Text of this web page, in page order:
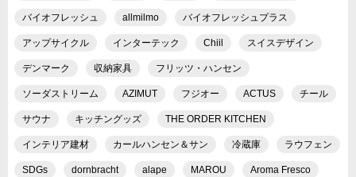
バイオフレッシュ allmilmo バイオフレッシュプラス
アップサイクル インターテック Chiil スイスデザイン
デンマーク 収納家具 フリッツ・ハンセン
ソーダストリーム AZIMUT フジオー ACTUS チール
サウナ キッチングッズ THE ORDER KITCHEN
インテリア建材 カールハンセン＆サン 冷蔵庫 ラウフェン
SDGs dornbracht alape MAROU Aroma Fresco